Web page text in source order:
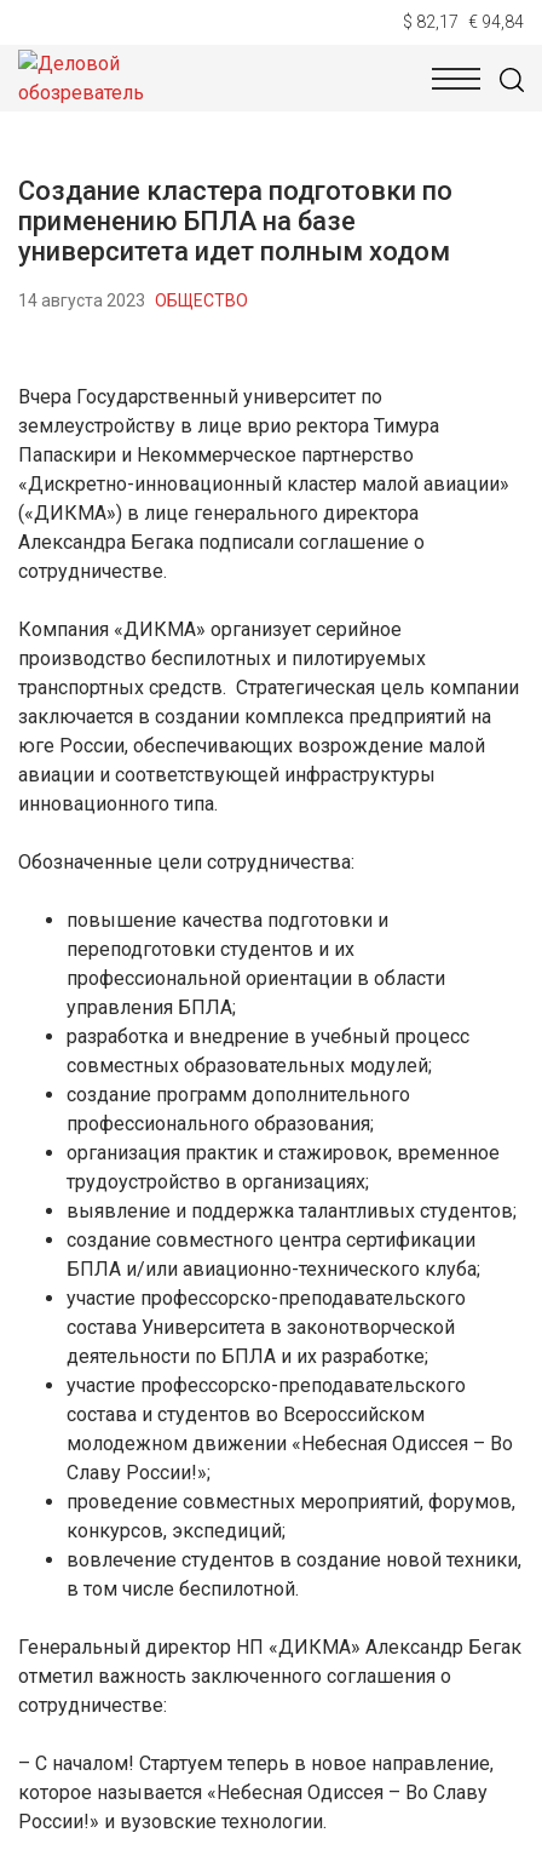
$ 82,17 € 94,84
НОВОСТИ
Создание кластера подготовки по
применению БПЛА на базе
университета идет полным ходом
14 августа 2023 ОБЩЕСТВО
Вчера Государственный университет по
землеустройству в лице врио ректора Тимура
Папаскири и Некоммерческое партнерство
«Дискретно-инновационный кластер малой авиации»
(«ДИКМА») в лице генерального директора
Александра Бегака подписали соглашение о
сотрудничестве.
Компания «ДИКМА» организует серийное
производство беспилотных и пилотируемых
транспортных средств. Стратегическая цель компании
заключается в создании комплекса предприятий на
юге России, обеспечивающих возрождение малой
авиации и соответствующей инфраструктуры
инновационного типа.
Обозначенные цели сотрудничества:
повышение качества подготовки и
переподготовки студентов и их
профессиональной ориентации в области
управления БПЛА;
разработка и внедрение в учебный процесс
совместных образовательных модулей;
создание программ дополнительного
профессионального образования;
организация практик и стажировок, временное
трудоустройство в организациях;
выявление и поддержка талантливых студентов;
создание совместного центра сертификации
БПЛА и/или авиационно-технического клуба;
участие профессорско-преподавательского
состава Университета в законотворческой
деятельности по БПЛА и их разработке;
участие профессорско-преподавательского
состава и студентов во Всероссийском
молодежном движении «Небесная Одиссея – Во
Славу России!»;
проведение совместных мероприятий, форумов,
конкурсов, экспедиций;
вовлечение студентов в создание новой техники,
в том числе беспилотной.
Генеральный директор НП «ДИКМА» Александр Бегак
отметил важность заключенного соглашения о
сотрудничестве:
– С началом! Стартуем теперь в новое направление,
которое называется «Небесная Одиссея – Во Славу
России!» и вузовские технологии.